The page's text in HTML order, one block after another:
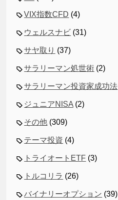
VIX指数CFD (4)
ウェルスナビ (31)
サヤ取り (37)
サラリーマン処世術 (2)
サラリーマン投資家成功法
ジュニアNISA (2)
その他 (309)
テーマ投資 (4)
トライオートETF (3)
トルコリラ (26)
バイナリーオプション (39)